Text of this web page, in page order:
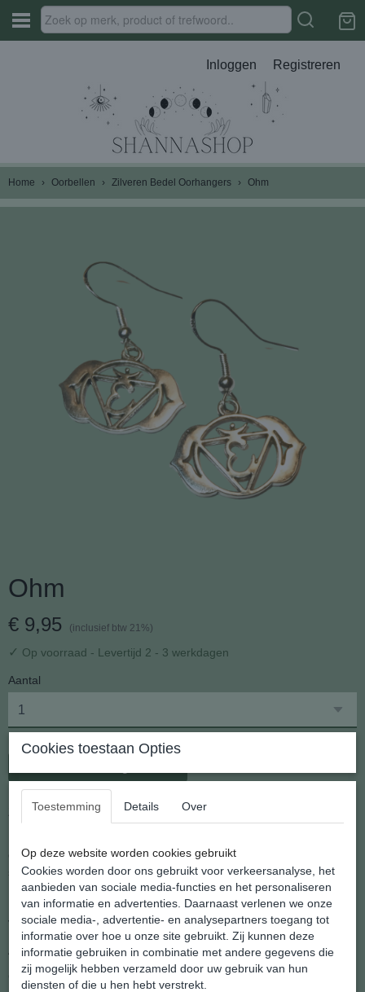
Inloggen Registreren
Home › Oorbellen › Zilveren Bedel Oorhangers › Ohm
Ohm
€ 9,95 (inclusief btw 21%)
✓ Op voorraad - Levertijd 2 - 3 werkdagen
Aantal
Zilveren Oorhangers Ohm teken in driehoek
Opnieuw een nieuwe serie oorhangers uit het atelier van
shannashop
Deze hangers dragen licht en blijven mooi
Voor elk wat wils, van fantasie tot religieus.
Afmeting tot aan het haakje lang 14 mm .x breed 20 mm
Gewicht: 1.6 gram
Cookies toestaan Opties
Toestemming Details Over
Op deze website worden cookies gebruikt
Cookies worden door ons gebruikt voor verkeersanalyse, het
aanbieden van sociale media-functies en het personaliseren
van informatie en advertenties. Daarnaast verlenen we onze
sociale media-, advertentie- en analysepartners toegang tot
informatie over hoe u onze site gebruikt. Zij kunnen deze
informatie gebruiken in combinatie met andere gegevens die
zij mogelijk hebben verzameld door uw gebruik van hun
diensten of die u hen hebt verstrekt.